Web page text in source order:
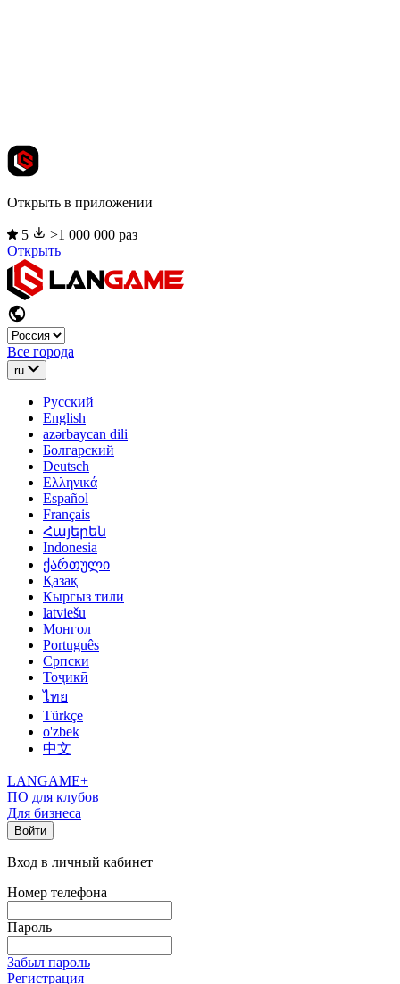
Открыть в приложении
5
>1 000 000 раз
Открыть
Все города
ru
Русский
English
azərbaycan dili
Болгарский
Deutsch
Ελληνικά
Español
Français
Հայերեն
Indonesia
ქართული
Қазақ
Кыргыз тили
latviešu
Монгол
Português
Српски
Тоҷикӣ
ไทย
Türkçe
o'zbek
中文
LANGAME+
ПО для клубов
Для бизнеса
Войти
Вход в личный кабинет
Номер телефона
Пароль
Забыл пароль
Регистрация